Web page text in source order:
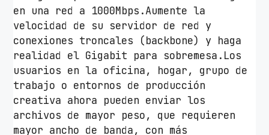
A
5
P
u
e
r
t
o
s
en una red a 1000Mbps.Aumente la
velocidad de su servidor de red y
conexiones troncales (backbone) y haga
realidad el Gigabit para sobremesa.Los
usuarios en la oficina, hogar, grupo de
trabajo o entornos de producción
creativa ahora pueden enviar los
archivos de mayor peso, que requieren
mayor ancho de banda, con más